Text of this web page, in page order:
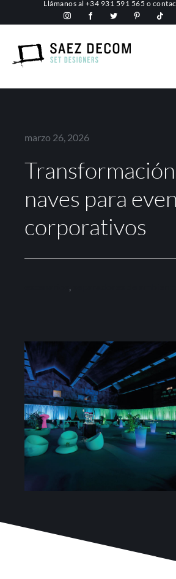
al
contenido
Llámanos al +34 931 591 565 o
Espacios comerciales
Ignífugos
Contacto
Tienda online
marzo 26, 2026
naves para
corporativos
,